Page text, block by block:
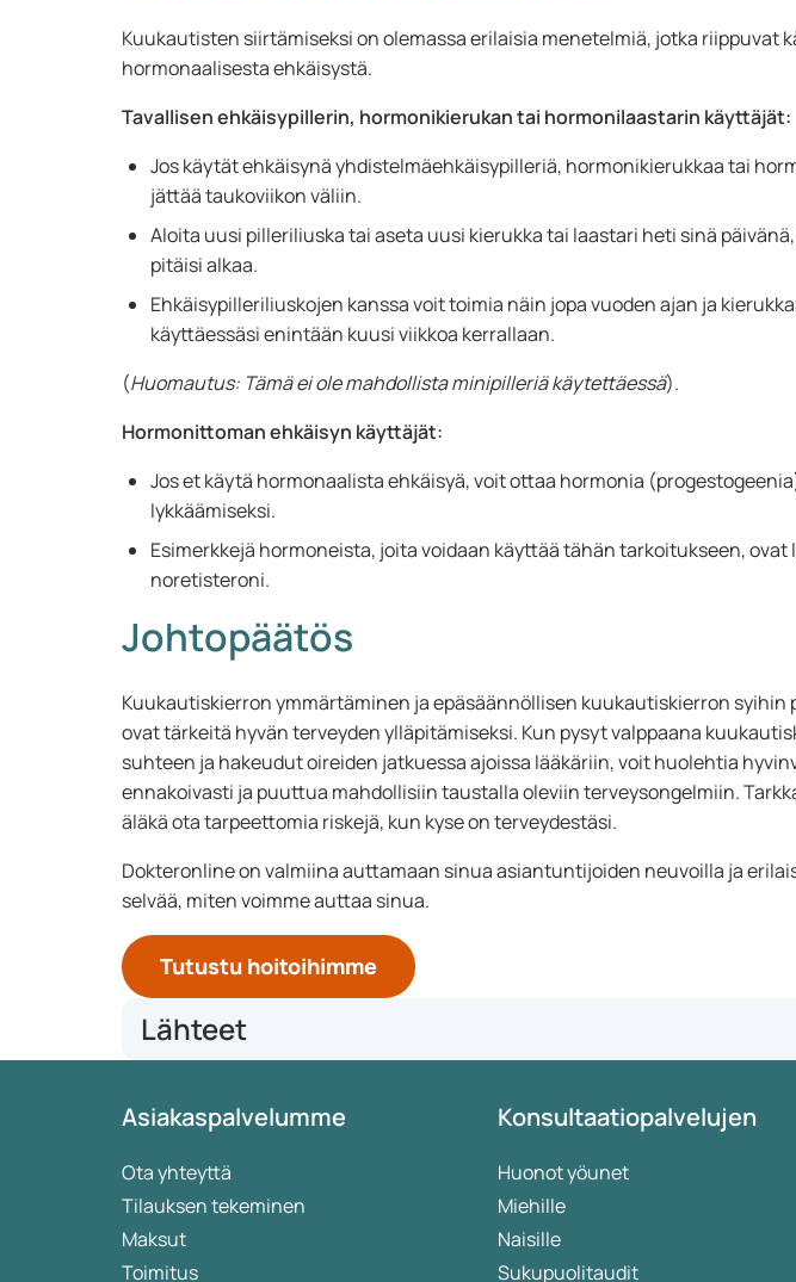
Kuukautisten siirtämiseksi on olemassa erilaisia menetelmiä, jotka riippuvat
hormonaalisesta ehkäisystä.
Tavallisen ehkäisypillerin, hormonikierukan tai hormonilaastarin käyttäjät:
Jos käytät ehkäisynä yhdistelmäehkäisypilleriä, hormonikierukkaa tai
jättää taukoviikon väliin.
Aloita uusi pilleriliuska tai aseta uusi kierukka tai laastari heti sinä
pitäisi alkaa.
Ehkäisypilleriliuskojen kanssa voit toimia näin jopa vuoden ajan ja
käyttäessäsi enintään kuusi viikkoa kerrallaan.
(Huomautus: Tämä ei ole mahdollista minipilleriä käytettäessä).
Hormonittoman ehkäisyn käyttäjät:
Jos et käytä hormonaalista ehkäisyä, voit ottaa hormonia
lykkäämiseksi.
Esimerkkejä hormoneista, joita voidaan käyttää tähän tarkoitukseen,
noretisteroni.
Johtopäätös
Kuukautiskierron ymmärtäminen ja epäsäännöllisen kuukautiskierron syihin
ovat tärkeitä hyvän terveyden ylläpitämiseksi. Kun pysyt valppaana
suhteen ja hakeudut oireiden jatkuessa ajoissa lääkäriin, voit huolehtia
ennakoivasti ja puuttua mahdollisiin taustalla oleviin terveysongelmiin.
äläkä ota tarpeettomia riskejä, kun kyse on terveydestäsi.
Dokteronline on valmiina auttamaan sinua asiantuntijoiden neuvoilla ja
selvää, miten voimme auttaa sinua.
Tutustu hoitoihimme
Lähteet
esteldheid
https://www.healthline.com/health/birth-control/skip-period-birth-control
https://pubmed.ncbi.nlm.nih.gov/19268187/
https://pubmed.ncbi.nlm.nih.gov/25072731/
https://richtlijnen.nhg.org/behandelrichtlijnen/menstruatie-uitstel#volledige-tekst
https://richtlijnen.nhg.org/behandelrichtlijnen/menstruatie-uitstel#volledige-tekst-
Asiakaspalvelumme
Ota yhteyttä
Tilauksen tekeminen
Maksut
Toimitus
Konsultaatiopalvelujen
Huonot yöunet
Miehille
Naisille
Sukupuolitaudit